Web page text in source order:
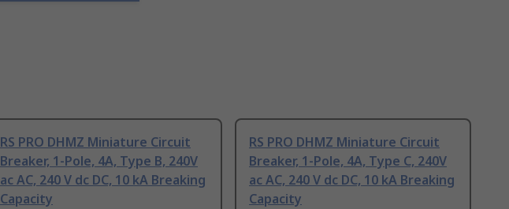
RS PRO DHMZ Miniature Circuit
Breaker, 1-Pole, 4A, Type B, 240V
ac AC, 240 V dc DC, 10 kA Breaking
Capacity
RS PRO DHMZ Miniature Circuit
Breaker, 1-Pole, 4A, Type C, 240V
ac AC, 240 V dc DC, 10 kA Breaking
Capacity